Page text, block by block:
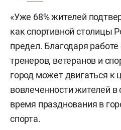
«Уже 68% жителей
как спортивной столицы
предел. Благодаря
тренеров, ветеранов и
город может двигаться к
вовлеченности жителей в
время празднования в
спорта.